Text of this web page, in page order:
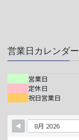
営業日カレンダー
営業日
定休日
祝日営業日